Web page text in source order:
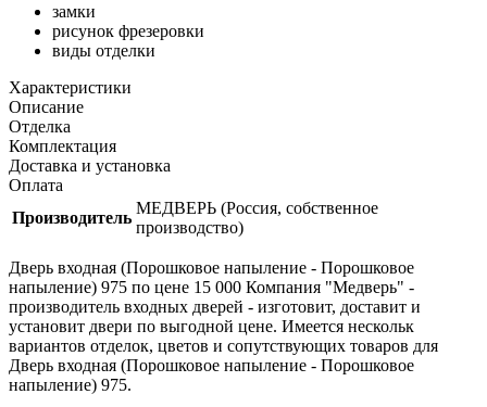
замки
рисунок фрезеровки
виды отделки
Характеристики
Описание
Отделка
Комплектация
Доставка и установка
Оплата
Производитель
МЕДВЕРЬ (Россия, собственное
производство)
Дверь входная (Порошковое напыление - Порошковое
напыление) 975 по цене 15 000 Компания "Медверь" -
производитель входных дверей - изготовит, доставит и
установит двери по выгодной цене. Имеется нескольк
вариантов отделок, цветов и сопутствующих товаров для
Дверь входная (Порошковое напыление - Порошковое
напыление) 975.